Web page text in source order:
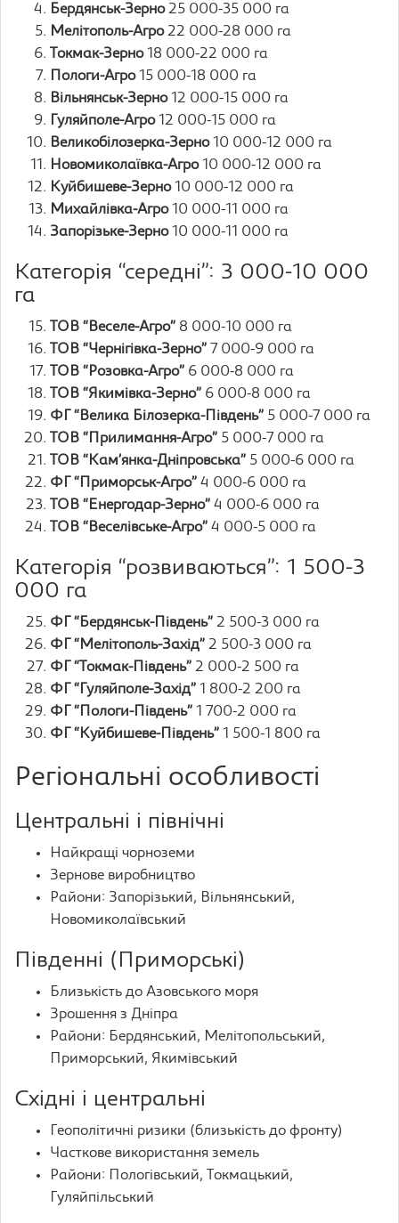
Бердянськ-Зерно25 000-35 000 га
Мелітополь-Агро22 000-28 000 га
Токмак-Зерно18 000-22 000 га
Пологи-Агро15 000-18 000 га
Вільнянськ-Зерно12 000-15 000 га
Гуляйполе-Агро12 000-15 000 га
Великобілозерка-Зерно10 000-12 000 га
Новомиколаївка-Агро10 000-12 000 га
Куйбишеве-Зерно10 000-12 000 га
Михайлівка-Агро10 000-11 000 га
Запорізьке-Зерно10 000-11 000 га
Категорія “середні”: 3 000-10 000
га
ТОВ “Веселе-Агро” 8 000-10 000 га
ТОВ “Чернігівка-Зерно” 7 000-9 000 га
ТОВ “Розовка-Агро” 6 000-8 000 га
ТОВ “Якимівка-Зерно” 6 000-8 000 га
ФГ “Велика Білозерка-Південь” 5 000-7 000 га
ТОВ “Прилимання-Агро” 5 000-7 000 га
ТОВ “Кам’янка-Дніпровська” 5 000-6 000 га
ФГ “Приморськ-Агро” 4 000-6 000 га
ТОВ “Енергодар-Зерно” 4 000-6 000 га
ТОВ “Веселівське-Агро” 4 000-5 000 га
Категорія “розвиваються”: 1 500-3
000 га
ФГ “Бердянськ-Південь” 2 500-3 000 га
ФГ “Мелітополь-Захід” 2 500-3 000 га
ФГ “Токмак-Південь” 2 000-2 500 га
ФГ “Гуляйполе-Захід” 1 800-2 200 га
ФГ “Пологи-Південь” 1 700-2 000 га
ФГ “Куйбишеве-Південь” 1 500-1 800 га
Регіональні особливості
Центральні і північні
Найкращі чорноземи
Зернове виробництво
Райони: Запорізький, Вільнянський,
Новомиколаївський
Південні (Приморські)
Близькість до Азовського моря
Зрошення з Дніпра
Райони: Бердянський, Мелітопольський,
Приморський, Якимівський
Східні і центральні
Геополітичні ризики (близькість до фронту)
Часткове використання земель
Райони: Пологівський, Токмацький,
Гуляйпільський